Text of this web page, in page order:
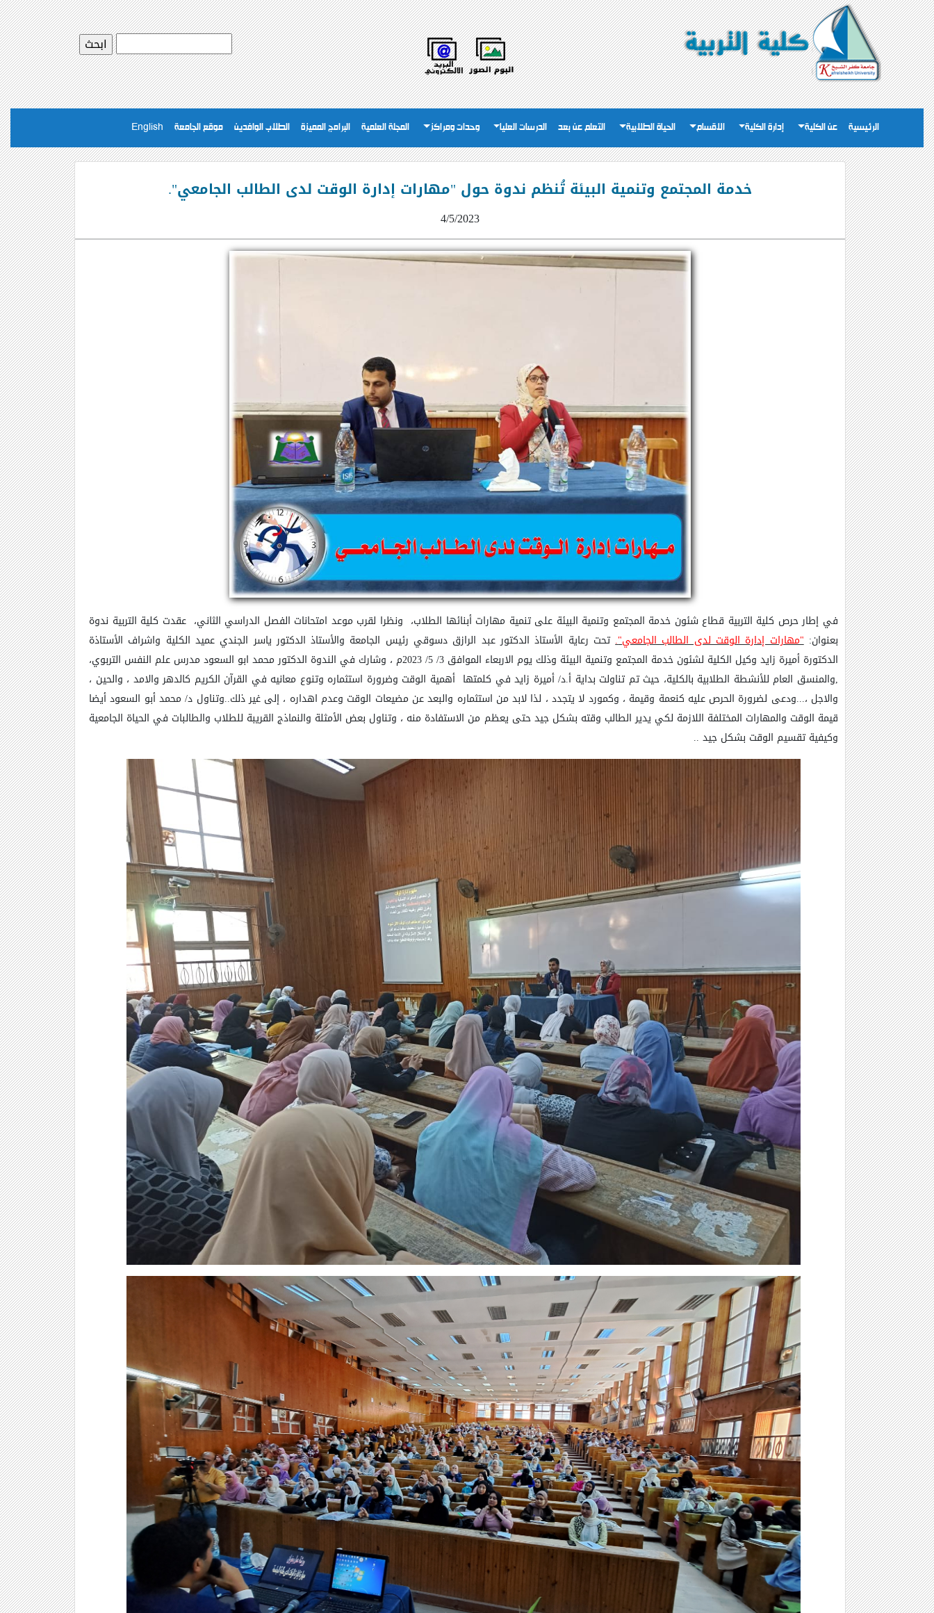
الرئيسية عن الكلية إدارة الكلية الاقسام الحياة الطلابية التعلم عن بعد الدرسات العليا وحدات ومراكز المجلة العلمية البرامج المميزة الطلاب الوافدين موقع الجامعة English
خدمة المجتمع وتنمية البيئة تُنظم ندوة حول "مهارات إدارة الوقت لدى الطالب الجامعي".
4/5/2023
في إطار حرص كلية التربية قطاع شئون خدمة المجتمع وتنمية البيئة على تنمية مهارات أبنائها الطلاب، ونظرا لقرب موعد امتحانات الفصل الدراسي الثاني، عقدت كلية التربية ندوة
بعنوان: "مهارات إدارة الوقت لدى الطالب الجامعي"
. تحت رعاية الأستاذ الدكتور عبد الرازق دسوقي رئيس الجامعة والأستاذ الدكتور ياسر الجندي عميد الكلية واشراف الأستاذة
الدكتورة أميرة زايد وكيل الكلية لشئون خدمة المجتمع وتنمية البيئة وذلك يوم الاربعاء الموافق 3/ 5/ 2023م ، وشارك في الندوة الدكتور محمد ابو السعود مدرس علم النفس التربوي،
,والمنسق العام للأنشطة الطلابية بالكلية، حيث تم تناولت بداية أ.د/أميرة زايد في كلمتها أهمية الوقت وضرورة استثماره وتنوع معانيه في القرآن الكريم كالدهر والامد ، والحين ،
والاجل ،...ودعى لضرورة الحرص عليه كنعمة وقيمة ، وكمورد لا يتجدد ، لذا لابد من استثماره والبعد عن مضيعات الوقت وعدم اهداره ، إلى غير ذلك..وتناول د/ محمد أبو السعود أيضا
قيمة الوقت والمهارات المختلفة اللازمة لكي يدير الطالب وقته بشكل جيد حتى يعظم من الاستفادة منه ، وتناول بعض الأمثلة والنماذج القريبة للطلاب والطالبات في الحياة الجامعية
وكيفية تقسيم الوقت بشكل جيد ..